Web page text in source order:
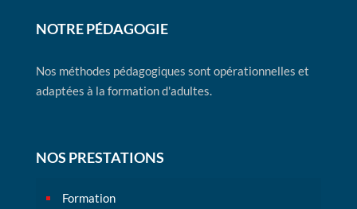
NOTRE PÉDAGOGIE
Nos méthodes pédagogiques sont opérationnelles et
adaptées à la formation d'adultes.
NOS PRESTATIONS
Formation